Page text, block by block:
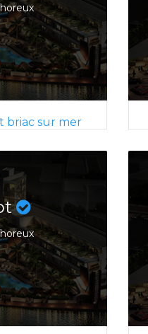
briac sur mer